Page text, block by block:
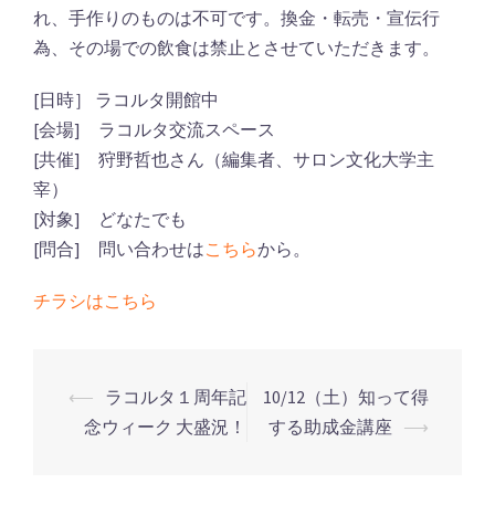
れ、手作りのものは不可です。換金・転売・宣伝行
為、その場での飲食は禁止とさせていただきます。
[日時］ ラコルタ開館中
[会場] ラコルタ交流スペース
[共催] 狩野哲也さん（編集者、サロン文化大学主
宰）
[対象] どなたでも
[問合] 問い合わせはこちらから。
チラシはこちら
投
⟵ ラコルタ１周年記
念ウィーク 大盛況！
10/12（土）知って得
する助成金講座 ⟶